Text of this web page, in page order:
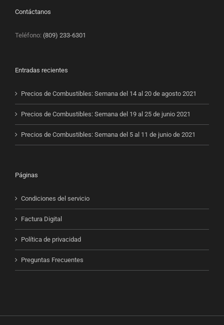
Contáctanos
Teléfono: (809) 233-6301
Entradas recientes
Precios de Combustibles: Semana del 14 al 20 de agosto 2021
Precios de Combustibles: Semana del 19 al 25 de junio 2021
Precios de Combustibles: Semana del 5 al 11 de junio de 2021
Páginas
Condiciones del servicio
Factura Digital
Política de privacidad
Preguntas Frecuentes